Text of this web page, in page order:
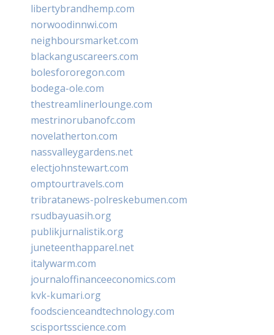
libertybrandhemp.com
norwoodinnwi.com
neighboursmarket.com
blackanguscareers.com
bolesfororegon.com
bodega-ole.com
thestreamlinerlounge.com
mestrinorubanofc.com
novelatherton.com
nassvalleygardens.net
electjohnstewart.com
omptourtravels.com
tribratanews-polreskebumen.com
rsudbayuasih.org
publikjurnalistik.org
juneteenthapparel.net
italywarm.com
journaloffinanceeconomics.com
kvk-kumari.org
foodscienceandtechnology.com
scisportsscience.com